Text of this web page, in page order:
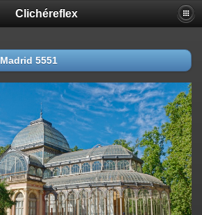
Clichéreflex
Madrid 5551